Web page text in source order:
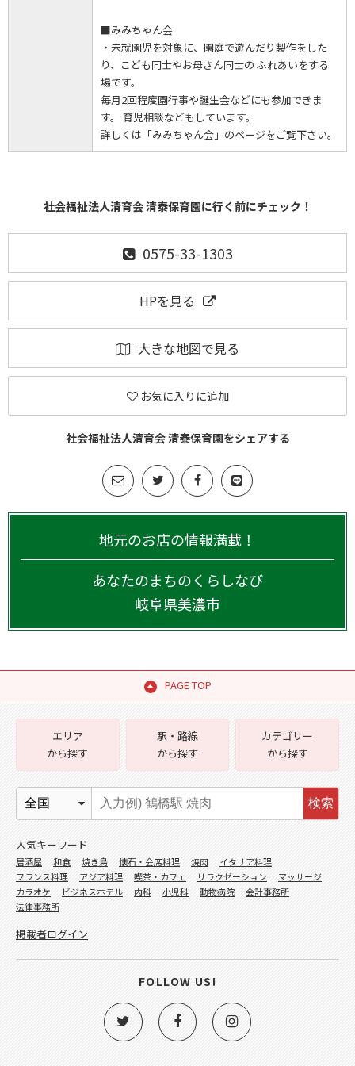
■みみちゃん会
・未就園児を対象に、園庭で遊んだり製作をした
り、こども同士やお母さん同士の ふれあいをする
場です。
毎月2回程度園行事や誕生会などにも参加できま
す。 育児相談などもしています。
詳しくは「みみちゃん会」のページをご覧下さい。
社会福祉法人清育会 清泰保育園に行く前にチェック！
0575-33-1303
HPを見る
大きな地図で見る
お気に入りに追加
社会福祉法人清育会 清泰保育園をシェアする
地元のお店の情報満載！
あなたのまちのくらしなび
岐阜県美濃市
PAGE TOP
エリア
から探す
駅・路線
から探す
カテゴリー
から探す
検索
人気キーワード
居酒屋 和食 焼き鳥 懐石・会席料理 焼肉
イタリア料理
フランス料理
アジア料理 喫茶・カフェ リラクゼーション
マッサージ
カラオケ
ビジネスホテル 内科 小児科 動物病院
会計事務所
法律事務所
掲載者ログイン
FOLLOW US!